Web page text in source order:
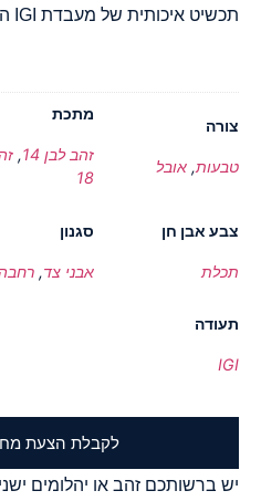
תכשיט איכותית של מעבדת IGI הבלגית.
צורה
טבעות, אובל
מתכת
זהב לבן 14 ,
18
צבע אבן חן
תכלת
סגנון
אבני צד,
תעודה
IGI
לקבלת הצעת
יש ברשותכם זהב או יהלומים